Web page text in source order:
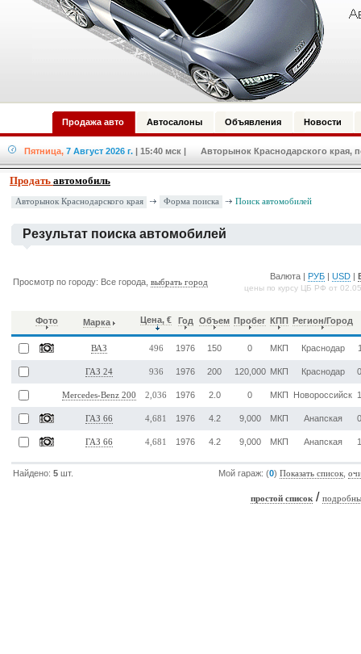
Продажа авто Автосалоны Объявления Новости
Пятница, 7 Август 2026 г. | 15:40 мск | Авторынок Краснодарского края,
Продать автомобиль
Авторынок Краснодарского края Форма поиска Поиск автомобилей
Результат поиска автомобилей
Просмотр по городу: Все города,выбрать город
Валюта | РУБ |USD |
цены по курсу ЦБ РФ от
Фото Марка Цена, € Год Объем Пробег КПП Регион/Город
ВАЗ 496 1976 150 0 МКП Краснодар
ГАЗ 24 936 1976 200 120,000 МКП Краснодар
Mercedes-Benz 200 2,036 1976 2.0 0 МКП Новороссийск
ГАЗ 66 4,681 1976 4.2 9,000 МКП Анапская
ГАЗ 66 4,681 1976 4.2 9,000 МКП Анапская
Найдено:5 шт. Мой гараж: (0)Показать список ,
простой список /